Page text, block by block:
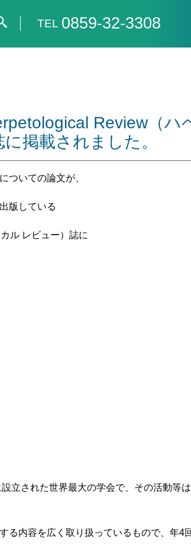
TEL 0859-32-3308
Review（ハ
掲載されました。
ついての論文が、
版している
ル レビュー）誌に
立された世界最大の学会で、その活動等
る内容を広く取り扱っているもので、年4